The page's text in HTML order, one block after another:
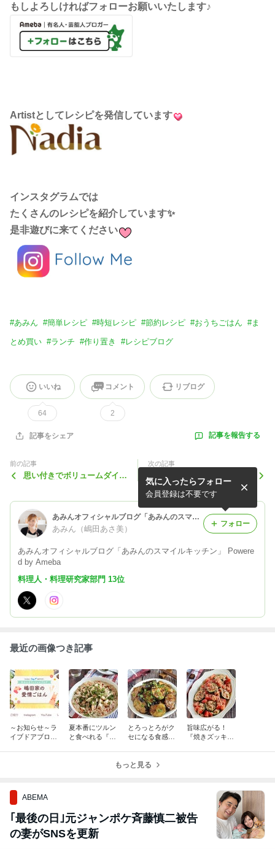
もしよろしければフォローお願いいたします♪
Artistとしてレシピを発信しています
インスタグラムでは
たくさんのレシピを紹介しています✨
是非遊びに来てください
#あみん #簡単レシピ #時短レシピ #節約レシピ #おうちごはん #ま
とめ買い #ランチ #作り置き #レシピブログ
いいね
64
コメント
2
リブログ
記事をシェア 記事を報告する
前の記事
思い付きでボリュームダイエ
次の記事
新しい家族が増えました♪マ
ジでおススメ！【鶏むね肉の
甘辛しそチーズ焼き】
あみんオフィシャルブログ「あみんのスマイルキッチン」 Powered by Ameba
あみん（嶋田あさ美）
あみんオフィシャルブログ「あみんのスマイルキッチン」 Powere
d by Ameba
気に入ったらフォロー
会員登録は不要です
フォロー
料理人・料理研究家部門 13位
最近の画像つき記事
～お知らせ～ラ
イブドアブログ
夏本番にツルン
と食べれる『さ
とろっとろがク
セになる食感！
甘酢照り焼き』
旨味広がる！
『焼きズッキー
もっと見る
ABEMA
｢最後の日｣元ジャンポケ斉藤慎二被告
の妻がSNSを更新